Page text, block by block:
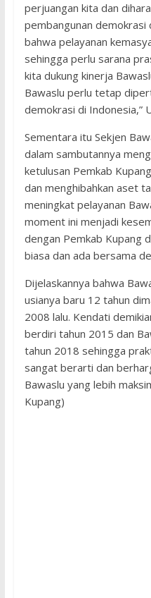
perjuangan kita dan
pembangunan demokrasi
bahwa pelayanan
sehingga perlu sarana
kita dukung kinerja
Bawaslu perlu tetap
demokrasi di Indonesia,”
Sementara itu Sekjen
dalam sambutannya
ketulusan Pemkab
dan menghibahkan aset
meningkat pelayanan
moment ini menjadi
dengan Pemkab Kupang
biasa dan ada bersama
Dijelaskannya bahwa
usianya baru 12 tahun
2008 lalu. Kendati
berdiri tahun 2015 dan
tahun 2018 sehingga
sangat berarti dan
Bawaslu yang lebih
Kupang)